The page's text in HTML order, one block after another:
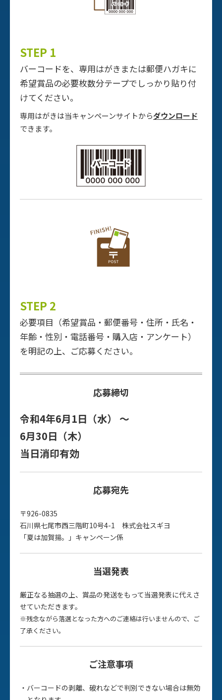
STEP 1
バーコードを、専用はがきまたは郵便ハガキに
希望賞品の必要枚数分テープでしっかり貼り付
けてください。
専用はがきは当キャンペーンサイトからダウンロード
できます。
STEP 2
必要項目（希望賞品・郵便番号・住所・氏名・
年齢・性別・電話番号・購入店・アンケート）
を明記の上、ご応募ください。
応募締切
令和4年6月1日（水） 〜
6月30日（木）
当日消印有効
応募宛先
〒926-0835
石川県七尾市西三階町10号4-1 株式会社スギヨ
「夏は加賀揚。」キャンペーン係
当選発表
厳正なる抽選の上、賞品の発送をもって当選発表に代えさ
せていただきます。
※残念ながら落選となった方へのご連絡は行いませんので、ご
了承ください。
ご注意事項
バーコードの剥離、破れなどで判別できない場合は無効